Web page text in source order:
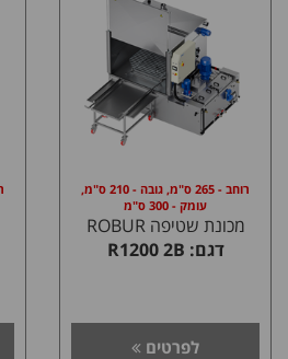
רוחב - 265 ס"מ, גובה - 210 ס"מ,
עומק - 300 ס"מ
מכונת שטיפה ROBUR
דגם: R1200 2B
לפרטים